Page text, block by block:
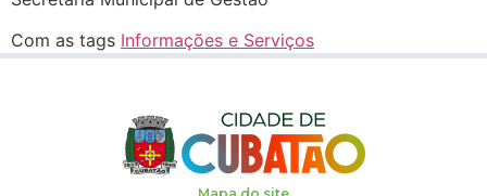
Com as tags Informações e Serviços